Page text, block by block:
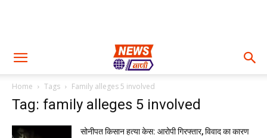
Home Tags Family alleges 5 involved
Tag: family alleges 5 involved
सोनीपत किसान हत्या केस: आरोपी गिरफ्तार, विवाद का कारण